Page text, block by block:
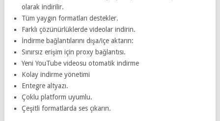
olarak indirilir.
Tüm yaygın formatları destekler.
Farklı çözünürlüklerde videolar indirin.
İndirme bağlantılarını dışa/içe aktarın:
Sınırsız erişim için proxy bağlantısı.
Yeni YouTube videosu otomatik indirme
Kolay indirme yönetimi
Entegre altyazı.
Çoklu platform uyumlu.
Çeşitli formatlarda ses çıkarın.